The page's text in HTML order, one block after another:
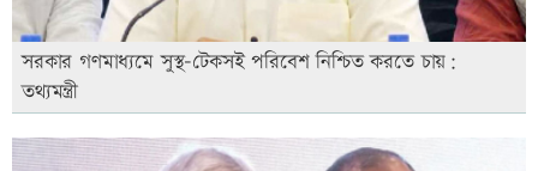
সরকার গণমাধ্যমে সুস্থ-টেকসই পরিবেশ নিশ্চিত করতে চায়:
তথ্যমন্ত্রী